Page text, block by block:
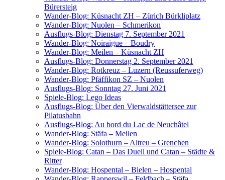
Bürersteig
Wan­der-Blog: Küs­nacht ZH – Zürich Bürkliplatz
Wan­der-Blog: Nuo­len – Schmerikon
Aus­flugs-Blog: Diens­tag 7. Sep­tem­ber 2021
Wan­der-Blog: Noirai­gue – Boudry
Wan­der-Blog: Mei­len – Küs­nacht ZH
Aus­flugs-Blog: Don­ners­tag 2. Sep­tem­ber 2021
Wan­der-Blog: Rot­kreuz – Luzern (Reuss­ufer­weg)
Wan­der-Blog: Pfäf­fi­kon SZ – Nuolen
Aus­flugs-Blog: Sonn­tag 27. Juni 2021
Spie­le-Blog: Lego Ideas
Aus­flugs-Blog: Über den Vier­wald­stät­ter­see zur
Pilatusbahn
Aus­flugs-Blog: Au bord du Lac de Neuchâtel
Wan­der-Blog: Stä­fa – Meilen
Wan­der-Blog: Solo­thurn – Altreu – Grenchen
Spie­le-Blog: Catan – Das Duell und Catan – Städ­te &
Ritter
Wan­der-Blog: Hos­pen­tal – Bie­len – Hospental